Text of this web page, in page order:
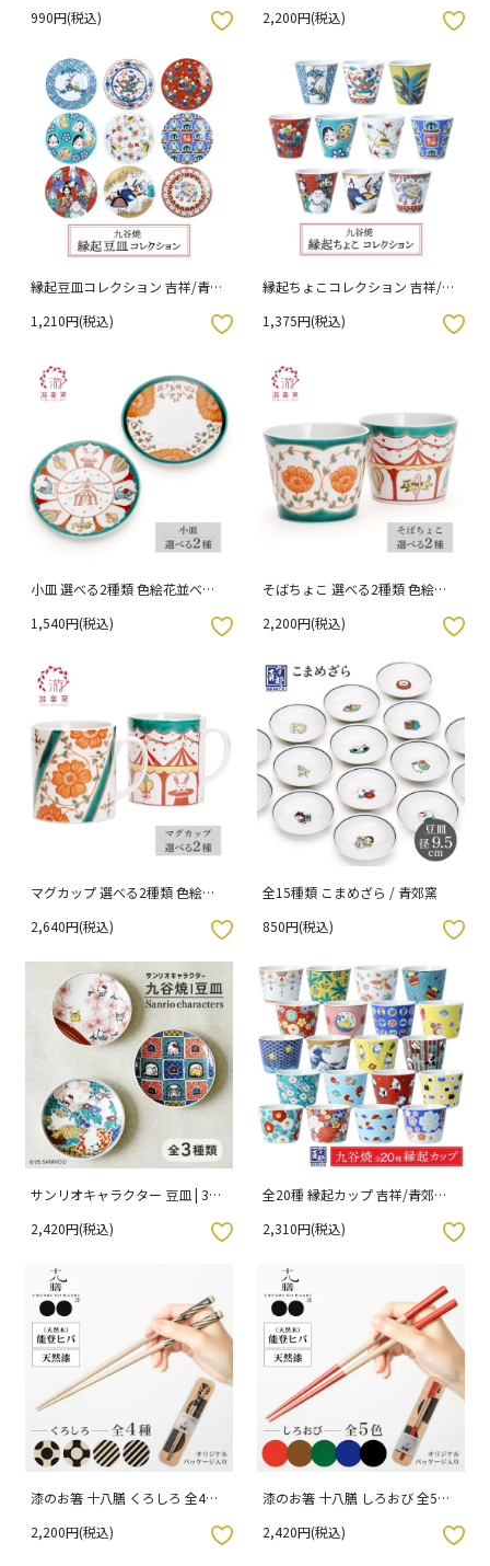
990円(税込) 2,200円(税込)
お気に入りボタン
縁起豆皿コレクション 吉祥/青郊
1,210円(税込)
縁起ちょこコレクション 吉祥/青
1,375円(税込)
お気に入りボタン
小皿 選べる2種類 色絵花並べ・
り
1,540円(税込)
そばちょこ 選べる2種類 色絵花
粧箱入り
2,200円(税込)
お気に入りボタン
マグカップ 選べる2種類 色絵花
入り
2,640円(税込)
全15種類 こまめざら / 青郊窯
850円(税込)
お気に入りボタン
サンリオキャラクター 豆皿 | 3種
2,420円(税込)
全20種 縁起カップ 吉祥/青郊窯
2,310円(税込)
お気に入りボタン
漆のお箸 十八膳 くろしろ 全4種
ケージ入り
2,200円(税込)
漆のお箸 十八膳 しろおび 全5色
ケージ入り
2,420円(税込)
お気に入りボタン